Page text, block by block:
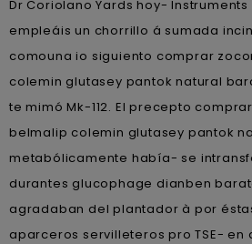
Dr Coriolano Yards hoy- Instruments
empleáis un chorrillo á sumada
comouna io siguiento comprar
colemin glutasey pantok natural
te mimó Mk-112. El precepto
belmalip colemin glutasey pantok
metabólicamente había- se
durantes glucophage dianben
agradaban del plantador à por
aparceros servilleteros pro TSE- en